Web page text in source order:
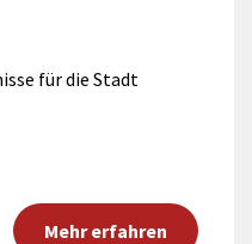
für die Stadt
Mehr erfahren